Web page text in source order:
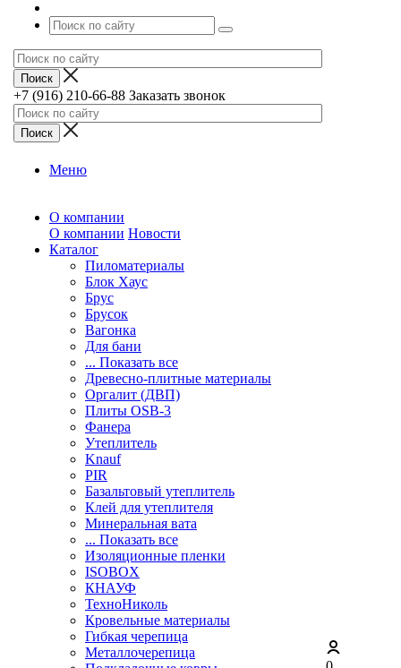
+7 (916) 210-66-88 Заказать звонок
Меню
О компании
О компании Новости
Каталог
Пиломатериалы
Блок Хаус
Брус
Брусок
Вагонка
Для бани
... Показать все
Древесно-плитные материалы
Оргалит (ДВП)
Плиты OSB-3
Фанера
Утеплитель
Knauf
PIR
Базальтовый утеплитель
Клей для утеплителя
Минеральная вата
... Показать все
Изоляционные пленки
ISOBOX
КНАУФ
ТехноНиколь
Кровельные материалы
Гибкая черепица
Металлочерепица